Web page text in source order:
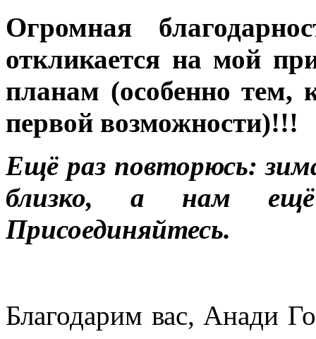
Огромная
откликается на мой
планам (особенно тем,
первой возможности)!!!
Ещё раз повторюсь:
близко, а нам
Присоединяйтесь.
Благодарим вас, Анади